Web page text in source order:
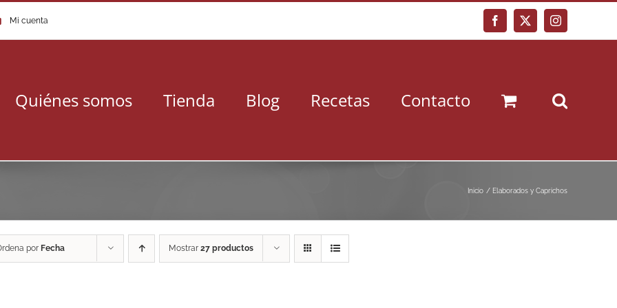
Mi cuenta Facebook
X Instagram
Quiénes somos Tienda Blog Recetas Contacto
Inicio Elaborados y Caprichos
por Fecha Mostrar 27 productos